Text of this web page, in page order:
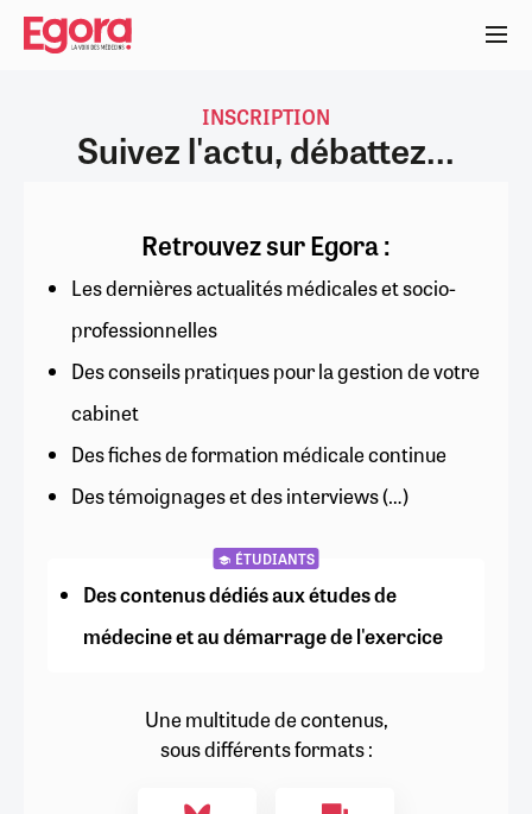
Aller
contenu
INSCRIPTION
Suivez l'actu, débattez...
Retrouvez sur Egora :
Les dernières actualités médicales et socio-
professionnelles
Des conseils pratiques pour la gestion de votre
cabinet
Des fiches de formation médicale continue
Des témoignages et des interviews (…)
ÉTUDIANTS
Des contenus dédiés aux études de
médecine et au démarrage de l'exercice
Une multitude de contenus,
sous différents formats :